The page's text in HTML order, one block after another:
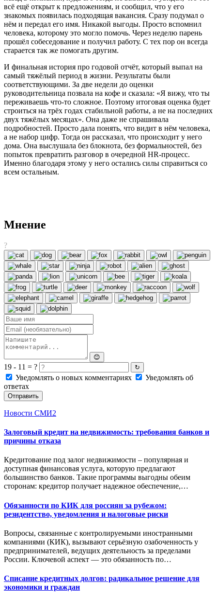
всё ещё открыт к предложениям, и сообщил, что у его
знакомых появилась подходящая вакансия. Сразу подумал о
нём и передал его имя. Никакой выгоды. Просто вспомнил
человека, которому это могло помочь. Через неделю парень
прошёл собеседование и получил работу. С тех пор он всегда
старается так же помогать другим.
И финальная история про годовой отчёт, который выпал на
самый тяжёлый период в жизни. Результаты были
соответствующими. За две недели до оценки
руководительница позвала на кофе и сказала: «Я вижу, что ты
переживаешь что-то сложное. Поэтому итоговая оценка будет
строиться на трёх годах стабильной работы, а не на последних
двух тяжёлых месяцах». Она даже не спрашивала
подробностей. Просто дала понять, что видит в нём человека,
а не набор цифр. Тогда он рассказал, что происходит у него
дома. Она выслушала без блокнота, без формальностей, без
попыток превратить разговор в очередной HR-процесс.
Именно благодаря этому у него остались силы справиться со
всем остальным.
Мнение
?
😊
19 - 11 = ? ↻
Уведомлять о новых комментариях
Уведомлять об
ответах
Отправить
Новости СМИ2
Залоговый кредит на недвижимость: требования банков и
причины отказа
Кредитование под залог недвижимости – популярная и
доступная финансовая услуга, которую предлагают
большинство банков. Такие программы выгодны обеим
сторонам: кредитор получает надежное обеспечение,…
Обязанности по КИК для россиян за рубежом:
резидентство, уведомления и налоговые риски
Вопросы, связанные с контролируемыми иностранными
компаниями (КИК), вызывают серьёзную озабоченность у
предпринимателей, ведущих деятельность за пределами
России. Ключевой аспект — это обязанность по…
Списание кредитных долгов: радикальное решение для
экономики и граждан